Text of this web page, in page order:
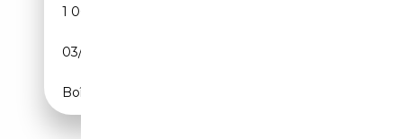
1 000 km
03/2026
Boîte automatique